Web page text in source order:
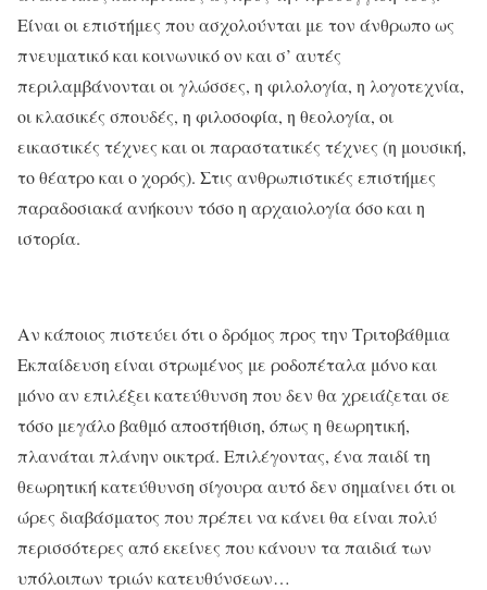
Είναι οι επιστήμες που ασχολούνται με τον άνθρωπο ως
πνευματικό και κοινωνικό ον και σ’ αυτές
περιλαμβάνονται οι γλώσσες, η φιλολογία, η λογοτεχνία,
οι κλασικές σπουδές, η φιλοσοφία, η θεολογία, οι
εικαστικές τέχνες και οι παραστατικές τέχνες (η μουσική,
το θέατρο και ο χορός). Στις ανθρωπιστικές επιστήμες
παραδοσιακά ανήκουν τόσο η αρχαιολογία όσο και η
ιστορία.
Αν κάποιος πιστεύει ότι ο δρόμος προς την Τριτοβάθμια
Εκπαίδευση είναι στρωμένος με ροδοπέταλα μόνο και
μόνο αν επιλέξει κατεύθυνση που δεν θα χρειάζεται σε
τόσο μεγάλο βαθμό αποστήθιση, όπως η θεωρητική,
πλανάται πλάνην οικτρά. Επιλέγοντας, ένα παιδί τη
θεωρητική κατεύθυνση σίγουρα αυτό δεν σημαίνει ότι οι
ώρες διαβάσματος που πρέπει να κάνει θα είναι πολύ
περισσότερες από εκείνες που κάνουν τα παιδιά των
υπόλοιπων τριών κατευθύνσεων…